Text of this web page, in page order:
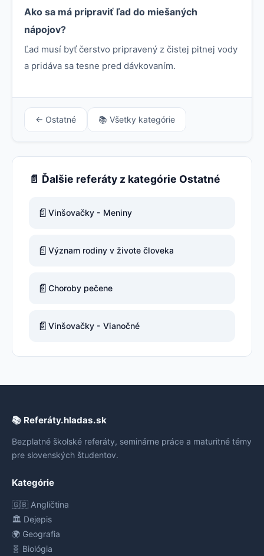
Ako sa má pripraviť ľad do miešaných
nápojov?
Ľad musí byť čerstvo pripravený z čistej pitnej vody
a pridáva sa tesne pred dávkovaním.
← Ostatné 📚 Všetky kategórie
📄 Ďalšie referáty z kategórie Ostatné
📄 Vinšovačky - Meniny
📄 Význam rodiny v živote človeka
📄 Choroby pečene
📄 Vinšovačky - Vianočné
📚 Referáty.hladas.sk
Bezplatné školské referáty, seminárne práce a maturitné témy
pre slovenských študentov.
Kategórie
🇬🇧 Angličtina
🏛️ Dejepis
🌍 Geografia
🧬 Biológia